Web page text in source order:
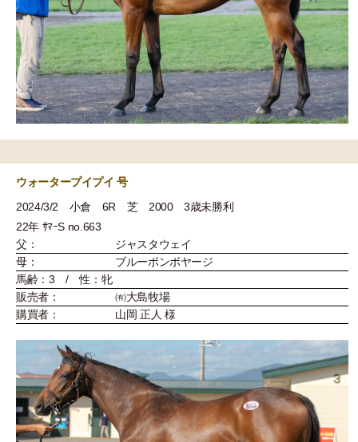
ウォータープイプイ 号
2024/3/2 小倉 6R 芝 2000 3歳未勝利
22年 ｻﾏｰS no.663
父：
ジャスタウェイ
母：
ブルーボンボヤージ
馬齢：3 / 性：牝
販売者：
㈲大島牧場
購買者：
山岡 正人 様